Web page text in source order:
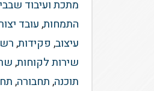
מתכת ועיבוד שבבי
התמחות,עובד
עיצוב, פקידות,
שירות לקוחות,
תוכנה,תחבורה,